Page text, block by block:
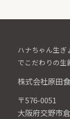
ハナちゃん生ぎ
でこだわりの生
株式会社原田
〒576-0051
大阪府交野市